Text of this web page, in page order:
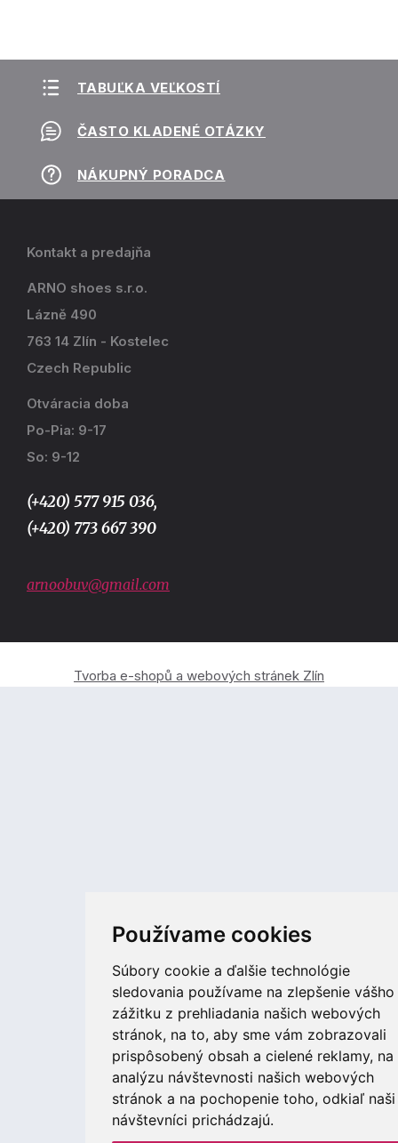
Používame cookies
Súbory cookie a ďalšie technológie
sledovania používame na zlepšenie vášho
zážitku z prehliadania našich webových
stránok, na to, aby sme vám zobrazovali
prispôsobený obsah a cielené reklamy, na
analýzu návštevnosti našich webových
stránok a na pochopenie toho, odkiaľ naši
návštevníci prichádzajú.
TABUĽKA VEĽKOSTÍ
ČASTO KLADENÉ OTÁZKY
NÁKUPNÝ PORADCA
Kontakt a predajňa
ARNO shoes s.r.o.
Lázně 490
763 14 Zlín - Kostelec
Czech Republic
Otváracia doba
Po-Pia: 9-17
So: 9-12
(+420) 577 915 036,
(+420) 773 667 390
arnoobuv@gmail.com
Tvorba e-shopů a webových stránek Zlín